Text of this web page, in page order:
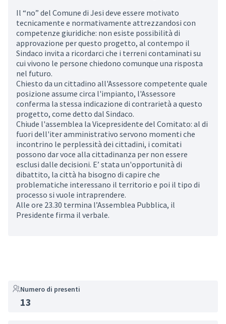
Il “no” del Comune di Jesi deve essere motivato
tecnicamente e normativamente attrezzandosi con
competenze giuridiche: non esiste possibilità di
approvazione per questo progetto, al contempo il
Sindaco invita a ricordarci che i terreni contaminati su
cui vivono le persone chiedono comunque una risposta
nel futuro.
Chiesto da un cittadino all'Assessore competente quale
posizione assume circa l'impianto, l'Assessore
conferma la stessa indicazione di contrarietà a questo
progetto, come detto dal Sindaco.
Chiude l'assemblea la Vicepresidente del Comitato: al di
fuori dell'iter amministrativo servono momenti che
incontrino le perplessità dei cittadini, i comitati
possono dar voce alla cittadinanza per non essere
esclusi dalle decisioni. E’ stata un'opportunità di
dibattito, la città ha bisogno di capire che
problematiche interessano il territorio e poi il tipo di
processo si vuole intraprendere.
Alle ore 23.30 termina l’Assemblea Pubblica, il
Presidente firma il verbale.
Numero di presenti
13